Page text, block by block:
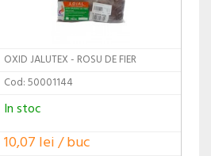
OXID JALUTEX - ROSU DE FIER
Cod: 50001144
In stoc
10,07 lei / buc